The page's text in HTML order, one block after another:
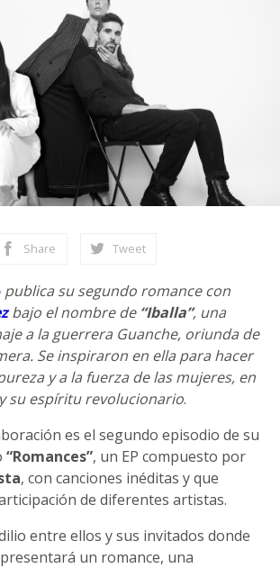
Share Tweet
publica su segundo romance con
bajo el nombre de “Iballa”, una
a la guerrera Guanche, oriunda de
Se inspiraron en ella para hacer
y a la fuerza de las mujeres, en
y su espíritu revolucionario.
es el segundo episodio de su
“Romances”, un EP compuesto por
, con canciones inéditas y que
de diferentes artistas.
entre ellos y sus invitados donde
un romance, una